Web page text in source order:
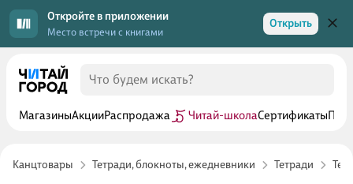
Откройте в приложении
Место встречи с книгами
Открыть
МагазиныАкцииРаспродажа Читай-школаСертификаты
Канцтовары Тетради, блокноты, ежедневники Тетради